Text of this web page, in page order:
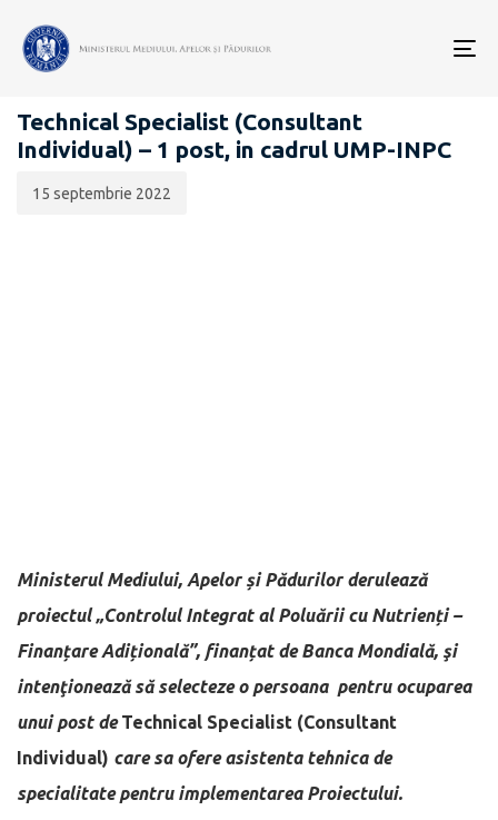
CARIERĂ
Technical Specialist (Consultant
Individual) – 1 post, in cadrul UMP-INPC
publicării:
15 septembrie 2022
Ministerul Mediului, Apelor și Pădurilor derulează
proiectul „Controlul Integrat al Poluării cu Nutrienți –
Finanțare Adițională”, finanțat de Banca Mondială, şi
intenţionează să selecteze o persoana pentru ocuparea
unui post deTechnical Specialist (Consultant
Individual) care sa ofere asistenta tehnica de
specialitate pentruimplementarea Proiectului.